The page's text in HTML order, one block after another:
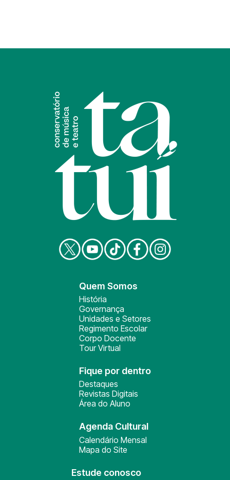
Quem Somos
História
Governança
Unidades e Setores
Regimento Escolar
Corpo Docente
Tour Virtual
Fique por dentro
Destaques
Revistas Digitais
Área do Aluno
Agenda Cultural
Calendário Mensal
Mapa do Site
Estude conosco